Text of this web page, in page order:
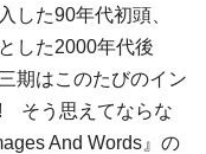
した90年代初頭、
した2000年代後
期はこのたびのイン
そう思えてならな
And Words』の